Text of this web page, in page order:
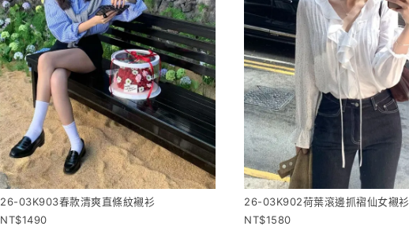
26-03K903春款清爽直條紋襯衫
1490
26-03K902荷葉滾邊抓褶仙女襯衫
1580